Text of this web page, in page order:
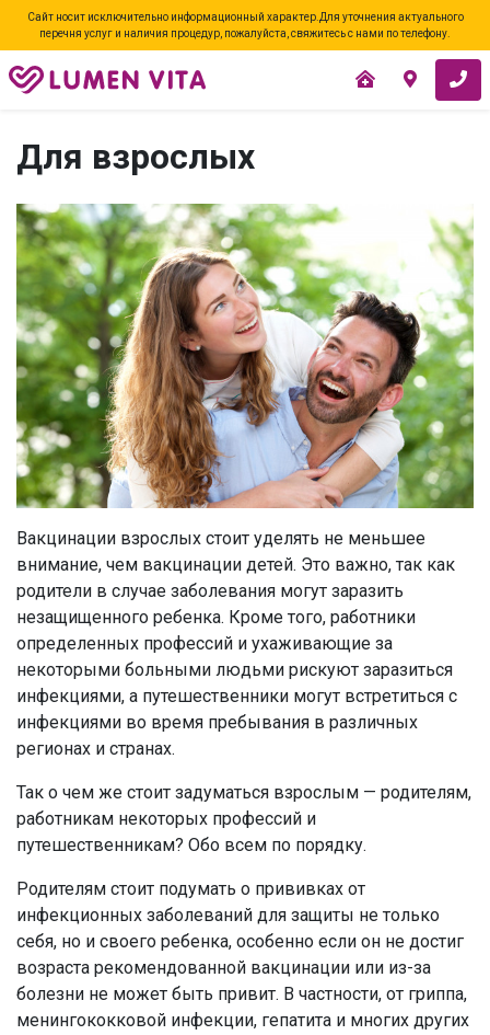
Сайт носит исключительно информационный характер.Для уточнения актуального
перечня услуг и наличия процедур, пожалуйста, свяжитесь с нами по телефону.
Для взрослых
Вакцинации взрослых стоит уделять не меньшее
внимание, чем вакцинации детей. Это важно, так как
родители в случае заболевания могут заразить
незащищенного ребенка. Кроме того, работники
определенных профессий и ухаживающие за
некоторыми больными людьми рискуют заразиться
инфекциями, а путешественники могут встретиться с
инфекциями во время пребывания в различных
регионах и странах.
Так о чем же стоит задуматься взрослым — родителям,
работникам некоторых профессий и
путешественникам? Обо всем по порядку.
Родителям стоит подумать о прививках от
инфекционных заболеваний для защиты не только
себя, но и своего ребенка, особенно если он не достиг
возраста рекомендованной вакцинации или из-за
болезни не может быть привит. В частности, от гриппа,
менингококковой инфекции, гепатита и многих других